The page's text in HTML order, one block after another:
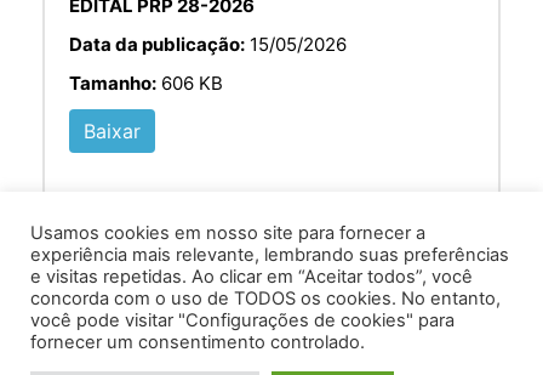
EDITAL PRP 28-2026
Data da publicação: 15/05/2026
Tamanho: 606 KB
Baixar
Av. Prof. Armando Alves da Silva, nº 1950 - Zacarias,
Caratinga - MG - 35302-403 / Tel: (33) 3329 8000
Usamos cookies em nosso site para fornecer a
experiência mais relevante, lembrando suas preferências
e visitas repetidas. Ao clicar em “Aceitar todos”, você
concorda com o uso de TODOS os cookies. No entanto,
você pode visitar "Configurações de cookies" para
fornecer um consentimento controlado.